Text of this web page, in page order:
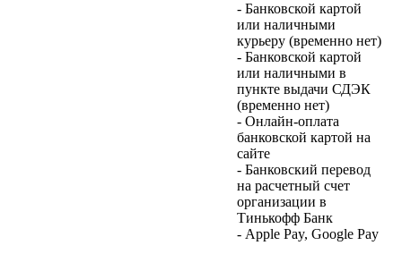
- Банковской картой
или наличными
курьеру (временно нет)
- Банковской картой
или наличными в
пункте выдачи СДЭК
(временно нет)
- Онлайн-оплата
банковской картой на
сайте
- Банковский перевод
на расчетный счет
организации в
Тинькофф Банк
- Apple Pay, Google Pay